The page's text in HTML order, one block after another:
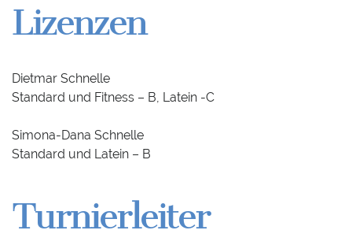
Lizenzen
Dietmar Schnelle
Standard und Fitness – B, Latein -C
Simona-Dana Schnelle
Standard und Latein – B
Turnierleiter